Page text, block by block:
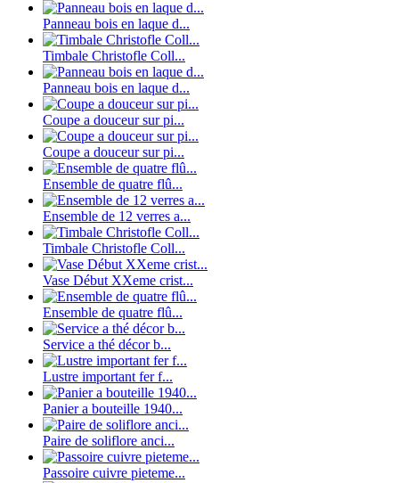
Panneau bois en laque d...
Timbale Christofle Coll...
Panneau bois en laque d...
Coupe a douceur sur pi...
Coupe a douceur sur pi...
Ensemble de quatre flû...
Ensemble de 12 verres a...
Timbale Christofle Coll...
Vase Début XXeme crist...
Ensemble de quatre flû...
Service a thé décor b...
Lustre important fer f...
Panier a bouteille 1940...
Paire de soliflore anci...
Passoire cuivre pieteme...